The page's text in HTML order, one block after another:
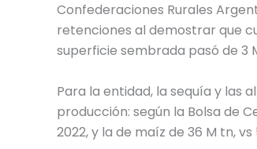
Confederaciones Rurales
retenciones al demostrar que
superficie sembrada pasó de 3
Para la entidad, la sequía y las
producción: según la Bolsa de
2022, y la de maíz de 36 M tn,